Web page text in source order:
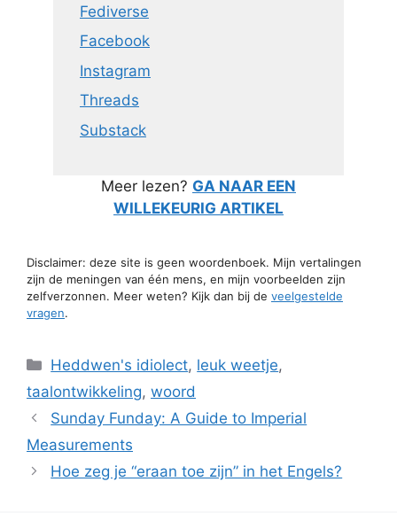
Fediverse
Facebook
Instagram
Threads
Substack
Meer lezen? GA NAAR EEN
WILLEKEURIG ARTIKEL
Disclaimer: deze site is geen woordenboek. Mijn vertalingen
zijn de meningen van één mens, en mijn voorbeelden zijn
zelfverzonnen. Meer weten? Kijk dan bij de veelgestelde
vragen.
Categorieën
Heddwen's idiolect, leuk weetje,
taalontwikkeling, woord
Sunday Funday: A Guide to Imperial
Measurements
Hoe zeg je “eraan toe zijn” in het Engels?